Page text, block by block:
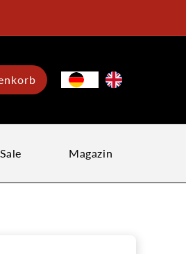
Sale Magazin